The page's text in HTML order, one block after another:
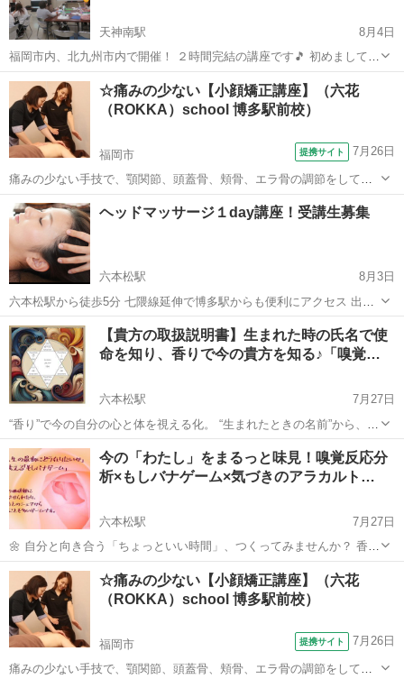
天神南駅
8月4日
福岡市内、北九州市内で開催！ ２時間完結の講座です🎵 初めまして✨
Freedom代表のMiyukiです☺️ 主に企業や様々なグループに対して 色々
と講座を開催しています✨✨ こんな団体におすすめです♪⬇️ ✅イベン
ト...
福岡 福岡市 天神南駅 その他 パーソナルカラー
☆痛みの少ない【小顔矯正講座】（六花
（ROKKA）school 博多駅前校）
福岡市 提携サイト 7月26日
痛みの少ない手技で、顎関節、頭蓋骨、頬骨、エラ骨の調節をしてい
きます。 顔の左右差、ほうれい線、かみ合わせ、顎関節症などの症状
に効果的です。 お客様からの需要も高く、１回の施術で変化があり、
安心・安全な施術です。 全６時間、...
福岡 福岡市 マッサージ
ヘッドマッサージ１day講座！受講生募集
六本松駅
8月3日
六本松駅から徒歩5分 七隈線延伸で博多駅からも便利にアクセス 出来
るようになりました ★★ハレホオラで人気のヘッドマッサージを１日
で取得出来ます★★ ストレス・快眠・頭痛・眼精疲労・首こり...
福岡 福岡市 六本松駅 マッサージ
【貴方の取扱説明書】生まれた時の氏名で使
命を知り、香りで今の貴方を知る♪「嗅覚…
六本松駅
7月27日
“香り”で今の自分の心と体を視える化。 “生まれたときの名前”から、今
世のあなたの役割を読み解く。 この２つのメソッドで、 自分の「トリ
セツ（取扱説明書）」を作ってみませんか？ 【Part 1：嗅覚反...
福岡 福岡市 六本松駅 アロマ
今の「わたし」をまるっと味見！嗅覚反応分
析×もしバナゲーム×気づきのアラカルト…
六本松駅
7月27日
🌼 自分と向き合う「ちょっといい時間」、つくってみませんか？ 香り
から自分の心と体のバランスを知る「嗅覚反応分析」、 人生の価値観
をカードで楽しく見つめる「もしバナゲーム」、 そしてちょっぴり深
掘りなアラカルト講座...
福岡 福岡市 六本松駅 アロマ 嗅覚
☆痛みの少ない【小顔矯正講座】（六花
（ROKKA）school 博多駅前校）
福岡市 提携サイト 7月26日
痛みの少ない手技で、顎関節、頭蓋骨、頬骨、エラ骨の調節をしてい